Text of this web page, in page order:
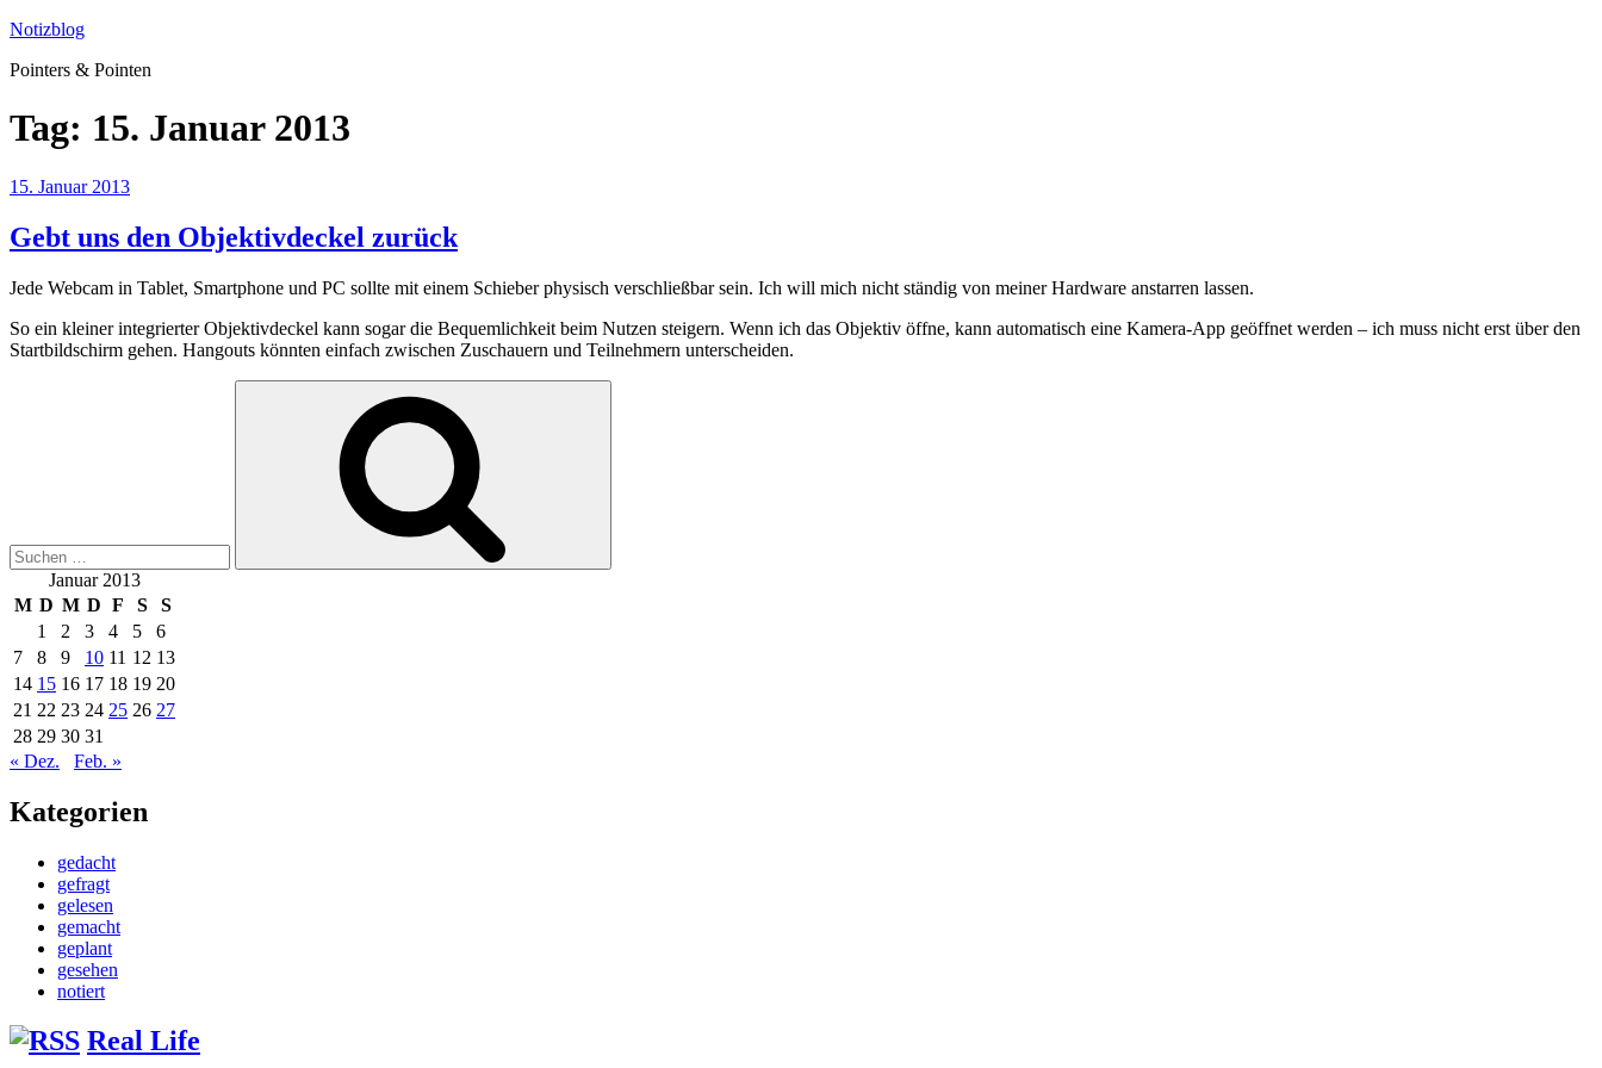
Zum
springen
Notizblog
Pointers & Pointen
Tag: 15. Januar 2013
Veröffentlicht
15. Januar 2013
Gebt uns den Objektivdeckel zurück
Jede Webcam in Tablet, Smartphone und PC sollte mit einem Schieber physisch verschließbar sein. Ich will mich nicht ständig von meiner Hardware anstarren lassen.
So ein kleiner integrierter Objektivdeckel kann sogar die Bequemlichkeit beim Nutzen steigern. Wenn ich das Objektiv öffne, kann automatisch eine Kamera-App geöffnet werden – ich muss nicht erst über den
Startbildschirm gehen. Hangouts könnten einfach zwischen Zuschauern und Teilnehmern unterscheiden.
Januar 2013
M D M D F S
S
1
2 3 4 5
6
7
8 9 10 11 12 13
14 15 16 17 18 19 20
21 22 23 24 25 26 27
28 29 30 31
« Dez.
Feb. »
Kategorien
gedacht
gefragt
gelesen
gemacht
geplant
gesehen
notiert
Real Life